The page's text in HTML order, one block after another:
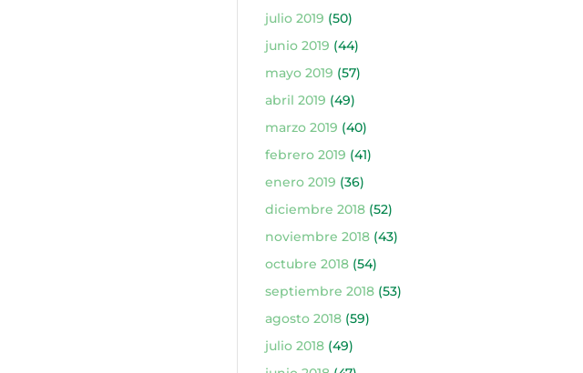
julio 2019 (50)
junio 2019 (44)
mayo 2019 (57)
abril 2019 (49)
marzo 2019 (40)
febrero 2019 (41)
enero 2019 (36)
diciembre 2018(52)
noviembre 2018(43)
octubre 2018(54)
septiembre 2018(53)
agosto 2018(59)
julio 2018(49)